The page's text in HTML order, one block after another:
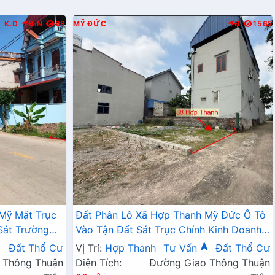
K.D Đ.N 98
Mặt Trục
Trường
Đất Thổ Cư
Thuận
MỸ ĐỨC Đ 1562
Đất Phân Lô Xã Hợp Thanh Mỹ Đức Ô Tô
Vào Tận Đất Sát Trục Chính Kinh Doanh
Giá Chỉ Nhỉnh Tỷ
Vị Trí: Hợp Thanh Tư Vấn
Đất Thổ Cư
Diện Tích:
Đường Giao Thông Thuận